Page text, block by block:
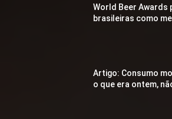
World Beer Awards
brasileiras como
Artigo: Consumo
o que era ontem,